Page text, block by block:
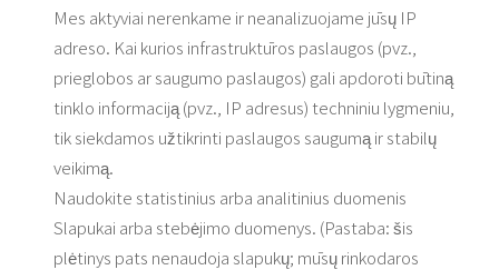
Mes aktyviai nerenkame ir neanalizuojame jūsų IP
adreso. Kai kurios infrastruktūros paslaugos (pvz.,
prieglobos ar saugumo paslaugos) gali apdoroti būtiną
tinklo informaciją (pvz., IP adresus) techniniu lygmeniu,
tik siekdamos užtikrinti paslaugos saugumą ir stabilų
veikimą.
Naudokite statistinius arba analitinius duomenis
Slapukai arba stebėjimo duomenys. (Pastaba: šis
plėtinys pats nenaudoja slapukų; mūsų rinkodaros